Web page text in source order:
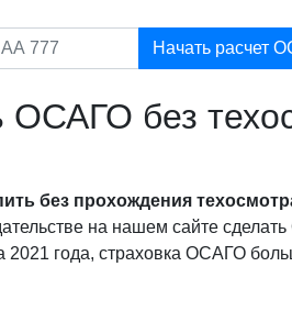
Начать расчет
ОСАГО без
без прохождения
на нашем сайте
2021 года, страховка ОСАГО